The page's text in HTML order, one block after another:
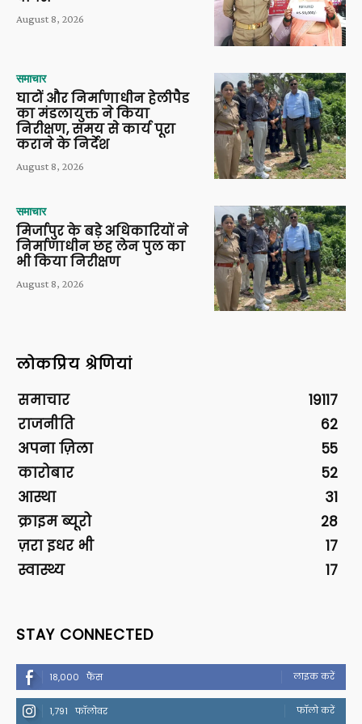
August 8, 2026
समाचार
घाटों और निर्माणाधीन हेलीपैड
का मंडलायुक्त ने किया
निरीक्षण, समय से कार्य पूरा
कराने के निर्देश
August 8, 2026
समाचार
मिर्जापुर के बड़े अधिकारियों ने
निर्माणाधीन छह लेन पुल का
भी किया निरीक्षण
August 8, 2026
लोकप्रिय श्रेणियां
समाचार
19117
राजनीति
62
अपना ज़िला
55
कारोबार
52
आस्था
31
क्राइम ब्यूरो
28
ज़रा इधर भी
17
स्वास्थ्य
17
STAY CONNECTED
18,000 फैंस लाइक करें
1,791 फॉलोवर फॉलो करें